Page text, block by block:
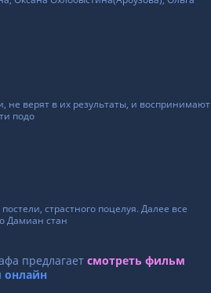
не верят в их результаты, и воспринимают
подо
страстного поцелуя. Далее все
Дамиан стан
предлагает смотреть фильм